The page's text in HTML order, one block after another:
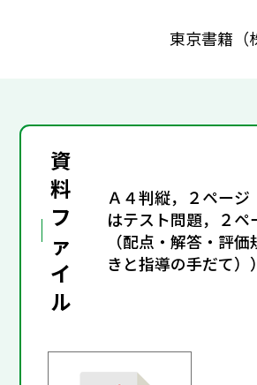
東京書籍
資
料
フ
ァ
イ
ル
Ａ４判縦，２ページ
はテスト問題，２ペ
（配点・解答・評
きと指導の手だて））